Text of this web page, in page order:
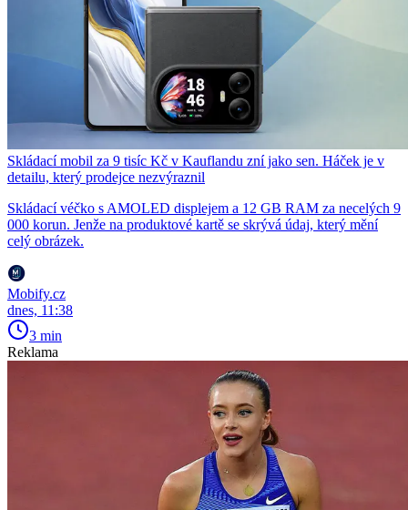
Skládací mobil za 9 tisíc Kč v Kauflandu zní jako sen. Háček je v
detailu, který prodejce nezvýraznil
Skládací véčko s AMOLED displejem a 12 GB RAM za necelých 9
000 korun. Jenže na produktové kartě se skrývá údaj, který mění
celý obrázek.
Mobify.cz
dnes, 11:38
3 min
Reklama